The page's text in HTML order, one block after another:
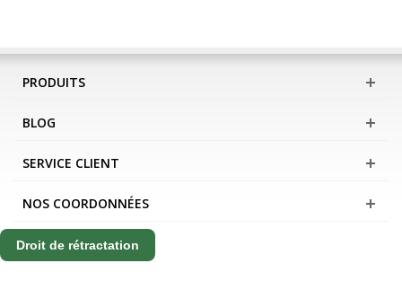
PRODUITS
BLOG
SERVICE CLIENT
NOS COORDONNÉES
Droit de rétractation